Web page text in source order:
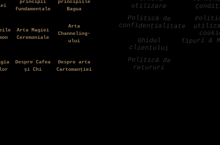
principii
fundamentale
principiile
Bagua
Arta Magiei
Ceremoniale
Arta
Channeling-
ului
Despre Cafea
și Chi
Despre arta
Cartomanției
utilizare
Politică de
confidențialitate
Ghidul
clientului
Tipuri &
Politică de
retururi